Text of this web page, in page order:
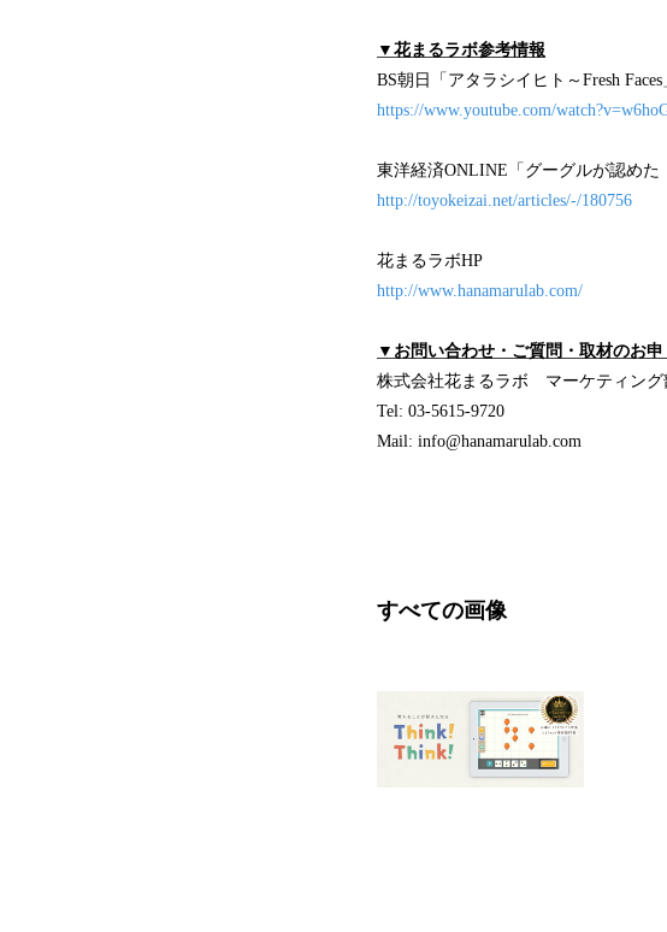
▼花まるラボ参考情報
BS朝日「アタラシイヒト～Fresh
https://www.youtube.com/
東洋経済ONLINE「グーグルが認めた
http://toyokeizai.net/articles/-/180756
花まるラボHP
http://www.hanamarulab.com/
▼お問い合わせ・ご質問・取材のお申
株式会社花まるラボ マーケティン
Tel: 03-5615-9720
Mail: info@hanamarulab.com
すべての画像